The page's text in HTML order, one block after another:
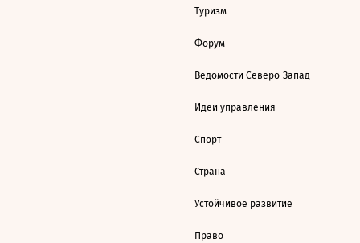
Туризм
Форум
Ведомости Северо-Запад
Идеи управления
Спорт
Страна
Устойчивое развитие
Право